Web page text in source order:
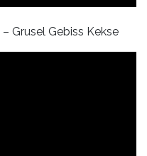
Grusel Gebiss Kekse